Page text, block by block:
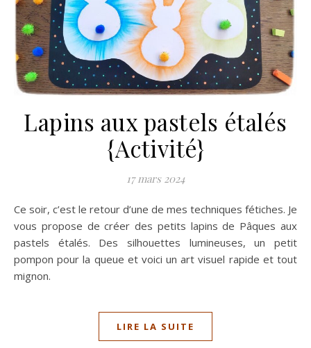
Lapins aux pastels étalés
{Activité}
17 mars 2024
Ce soir, c’est le retour d’une de mes techniques fétiches. Je
vous propose de créer des petits lapins de Pâques aux
pastels étalés. Des silhouettes lumineuses, un petit
pompon pour la queue et voici un art visuel rapide et tout
mignon.
LIRE LA SUITE